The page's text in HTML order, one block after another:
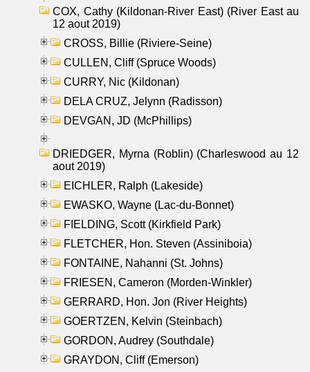
COX, Cathy (Kildonan-River East) (River East au
12 aout 2019)
CROSS, Billie (Riviere-Seine)
CULLEN, Cliff (Spruce Woods)
CURRY, Nic (Kildonan)
DELA CRUZ, Jelynn (Radisson)
DEVGAN, JD (McPhillips)
DRIEDGER, Myrna (Roblin) (Charleswood au 12
aout 2019)
EICHLER, Ralph (Lakeside)
EWASKO, Wayne (Lac-du-Bonnet)
FIELDING, Scott (Kirkfield Park)
FLETCHER, Hon. Steven (Assiniboia)
FONTAINE, Nahanni (St. Johns)
FRIESEN, Cameron (Morden-Winkler)
GERRARD, Hon. Jon (River Heights)
GOERTZEN, Kelvin (Steinbach)
GORDON, Audrey (Southdale)
GRAYDON, Cliff (Emerson)